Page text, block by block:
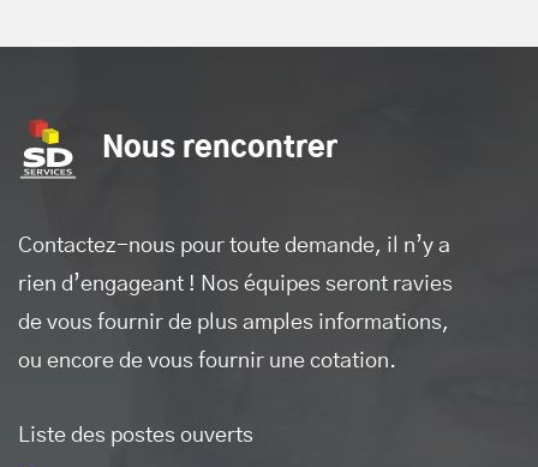
SD ServicesNous rencontrer
Contactez-nous pour toute demande, il n’y a
rien d’engageant ! Nos équipes seront ravies
de vous fournir de plus amples informations,
ou encore de vous fournir une cotation.
Liste des postes ouverts